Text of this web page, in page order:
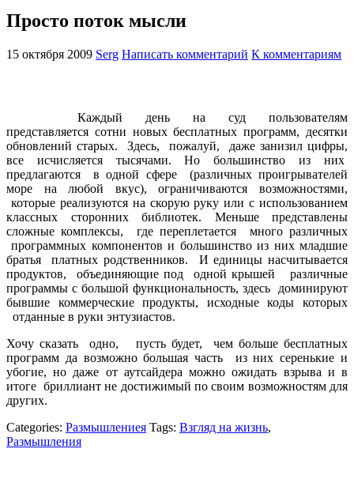
Просто поток мысли
15 октября 2009 Serg Написать комментарий К комментариям
Каждый день на суд пользователям
представляется сотни новых бесплатных программ, десятки
обновлений старых. Здесь, пожалуй, даже занизил цифры,
все исчисляется тысячами. Но большинство из них
предлагаются в одной сфере (различных проигрывателей
море на любой вкус), ограничиваются возможностями,
которые реализуются на скорую руку или с использованием
классных сторонних библиотек. Меньше представлены
сложные комплексы, где переплетается много различных
программных компонентов и большинство из них младшие
братья платных родственников. И единицы насчитывается
продуктов, объединяющие под одной крышей различные
программы с большой функциональность, здесь доминируют
бывшие коммерческие продукты, исходные коды которых
отданные в руки энтузиастов.
Хочу сказать одно, пусть будет, чем больше бесплатных
программ да возможно большая часть из них серенькие и
убогие, но даже от аутсайдера можно ожидать взрыва и в
итоге бриллиант не достижимый по своим возможностям для
других.
Categories: Размышлениея Tags: Взгляд на жизнь,
Размышления